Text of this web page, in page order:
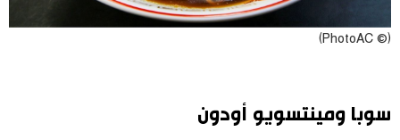
(© PhotoAC)
سوبا ومينتسويو أودون